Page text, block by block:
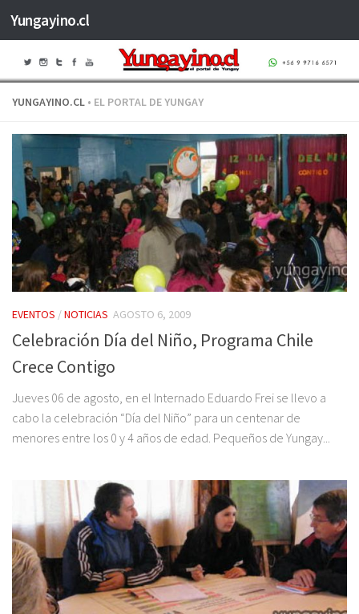
Saltar al contenido
Yungayino.cl
YUNGAYINO.CL • EL PORTAL DE YUNGAY
EVENTOS /NOTICIAS AGOSTO 6, 2009
Celebración Día del Niño, Programa Chile
Crece Contigo
Jueves 06 de agosto, en el Internado Eduardo Frei se llevo a
cabo la celebración “Día del Niño” para un centenar de
menores entre los 0 y 4 años de edad. Pequeños de Yungay...